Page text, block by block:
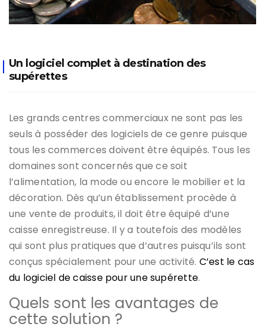
Un logiciel complet à destination des
supérettes
Les grands centres commerciaux ne sont pas les
seuls à posséder des logiciels de ce genre puisque
tous les commerces doivent être équipés. Tous les
domaines sont concernés que ce soit
l’alimentation, la mode ou encore le mobilier et la
décoration. Dès qu’un établissement procède à
une vente de produits, il doit être équipé d’une
caisse enregistreuse. Il y a toutefois des modèles
qui sont plus pratiques que d’autres puisqu’ils sont
conçus spécialement pour une activité. C’est le cas
du logiciel de caisse pour une supérette.
Quels sont les avantages de
cette solution ?